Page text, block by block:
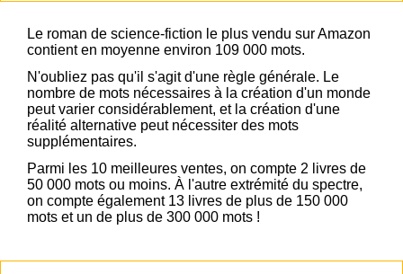
Le roman de science-fiction le plus vendu sur Amazon
contient en moyenne environ 109 000 mots.
N'oubliez pas qu'il s'agit d'une règle générale. Le
nombre de mots nécessaires à la création d'un monde
peut varier considérablement, et la création d'une
réalité alternative peut nécessiter des mots
supplémentaires.
Parmi les 10 meilleures ventes, on compte 2 livres de
50 000 mots ou moins. À l'autre extrémité du spectre,
on compte également 13 livres de plus de 150 000
mots et un de plus de 300 000 mots !